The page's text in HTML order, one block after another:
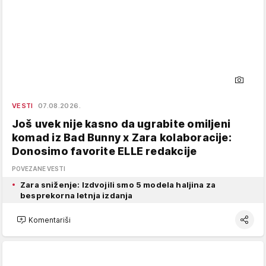
VESTI 07.08.2026.
Još uvek nije kasno da ugrabite omiljeni
komad iz Bad Bunny x Zara kolaboracije:
Donosimo favorite ELLE redakcije
POVEZANE VESTI
Zara sniženje: Izdvojili smo 5 modela haljina za
besprekorna letnja izdanja
Komentariši